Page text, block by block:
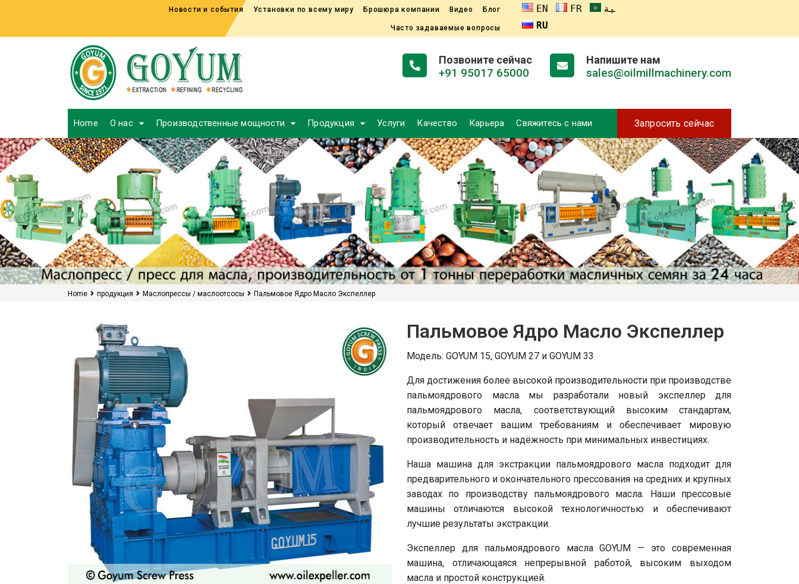
Новости и события Установки по всему миру Брошюра компании Видео Блог
Часто задаваемые вопросы
ENGLISHFRANÇAISالعربية
RUSSIA
Позвоните сейчас
+91 95017 65000
Напишите нам
sales@oilmillmachinery.com
Home О нас Производственные мощности Продукция Услуги Качество Карьера Свяжитесь с нами Запросить сейчас
Home продукция Маслопрессы / маслоотсосы Пальмовое Ядро Масло Экспеллер
Пальмовое Ядро Масло Экспеллер
Модель: GOYUM 15, GOYUM 27 и GOYUM 33
Для достижения более высокой производительности при производстве
пальмоядрового масла мы разработали новый экспеллер для
пальмоядрового масла, соответствующий высоким стандартам,
который отвечает вашим требованиям и обеспечивает мировую
производительность и надёжность при минимальных инвестициях.
Наша машина для экстракции пальмоядрового масла подходит для
предварительного и окончательного прессования на средних и крупных
заводах по производству пальмоядрового масла. Наши прессовые
машины отличаются высокой технологичностью и обеспечивают
лучшие результаты экстракции.
Экспеллер для пальмоядрового масла GOYUM — это современная
машина, отличающаяся непрерывной работой, высоким выходом
масла и простой конструкцией.